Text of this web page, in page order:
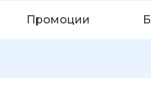
Промоции